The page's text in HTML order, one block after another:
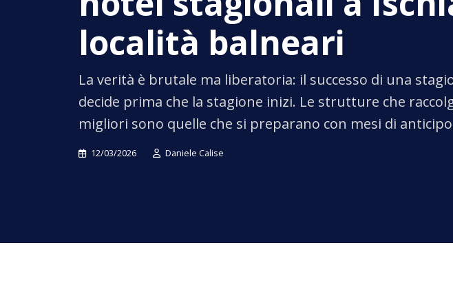
località balneari
La verità è brutale ma liberatoria: il successo di una
decide prima che la stagione inizi. Le strutture che
migliori sono quelle che si preparano con mesi di
12/03/2026 Daniele Calise